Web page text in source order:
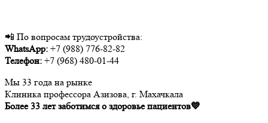
📲 По вопросам трудоустройства:
WhatsApp: +7 (988) 776-82-82
Телефон: +7 (968) 480-01-44
Мы 33 года на рынке
Клиника профессора Азизова, г. Махачкала
Более 33 лет заботимся о здоровье пациентов💙